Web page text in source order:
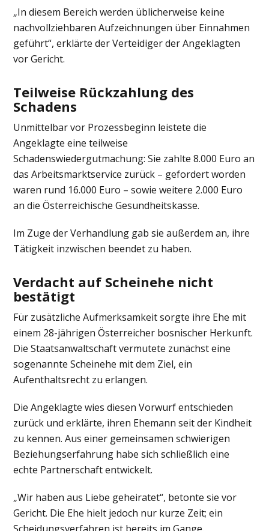
„In diesem Bereich werden üblicherweise keine
nachvollziehbaren Aufzeichnungen über Einnahmen
geführt“, erklärte der Verteidiger der Angeklagten
vor Gericht.
Teilweise Rückzahlung des
Schadens
Unmittelbar vor Prozessbeginn leistete die
Angeklagte eine teilweise
Schadenswiedergutmachung: Sie zahlte 8.000 Euro an
das Arbeitsmarktservice zurück – gefordert worden
waren rund 16.000 Euro – sowie weitere 2.000 Euro
an dieÖsterreichische Gesundheitskasse.
Im Zuge der Verhandlung gab sie außerdem an, ihre
Tätigkeit inzwischen beendet zu haben.
Verdacht auf Scheinehe nicht
bestätigt
Für zusätzliche Aufmerksamkeit sorgte ihre Ehe mit
einem 28-jährigen Österreicher bosnischer Herkunft.
Die Staatsanwaltschaft vermutete zunächst eine
sogenannte Scheinehe mit dem Ziel, ein
Aufenthaltsrecht zu erlangen.
Die Angeklagte wies diesen Vorwurf entschieden
zurück und erklärte, ihren Ehemann seit der Kindheit
zu kennen. Aus einer gemeinsamen schwierigen
Beziehungserfahrung habe sich schließlich eine
echte Partnerschaft entwickelt.
„Wir haben aus Liebe geheiratet“, betonte sie vor
Gericht. Die Ehe hielt jedoch nur kurze Zeit; ein